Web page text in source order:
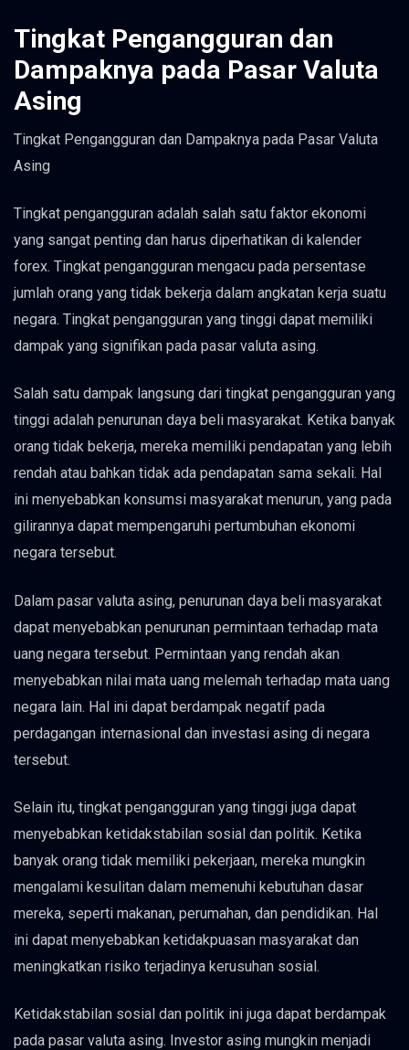
Tingkat Pengangguran dan
Dampaknya pada Pasar Valuta
Asing
Tingkat Pengangguran dan Dampaknya pada Pasar Valuta
Asing
Tingkat pengangguran adalah salah satu faktor ekonomi
yang sangat penting dan harus diperhatikan di kalender
forex. Tingkat pengangguran mengacu pada persentase
jumlah orang yang tidak bekerja dalam angkatan kerja suatu
negara. Tingkat pengangguran yang tinggi dapat memiliki
dampak yang signifikan pada pasar valuta asing.
Salah satu dampak langsung dari tingkat pengangguran yang
tinggi adalah penurunan daya beli masyarakat. Ketika banyak
orang tidak bekerja, mereka memiliki pendapatan yang lebih
rendah atau bahkan tidak ada pendapatan sama sekali. Hal
ini menyebabkan konsumsi masyarakat menurun, yang pada
gilirannya dapat mempengaruhi pertumbuhan ekonomi
negara tersebut.
Dalam pasar valuta asing, penurunan daya beli masyarakat
dapat menyebabkan penurunan permintaan terhadap mata
uang negara tersebut. Permintaan yang rendah akan
menyebabkan nilai mata uang melemah terhadap mata uang
negara lain. Hal ini dapat berdampak negatif pada
perdagangan internasional dan investasi asing di negara
tersebut.
Selain itu, tingkat pengangguran yang tinggi juga dapat
menyebabkan ketidakstabilan sosial dan politik. Ketika
banyak orang tidak memiliki pekerjaan, mereka mungkin
mengalami kesulitan dalam memenuhi kebutuhan dasar
mereka, seperti makanan, perumahan, dan pendidikan. Hal
ini dapat menyebabkan ketidakpuasan masyarakat dan
meningkatkan risiko terjadinya kerusuhan sosial.
Ketidakstabilan sosial dan politik ini juga dapat berdampak
pada pasar valuta asing. Investor asing mungkin menjadi